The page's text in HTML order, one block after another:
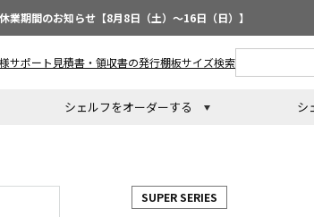
業期間のお知らせ【8月8日（土）～16日（日）】
サポート 見積書・領収書の発行棚板サイズ検索
シェルフをオーダーする シ
SUPER SERIES